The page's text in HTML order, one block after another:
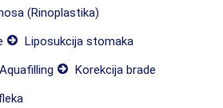
(Rinoplastika)
Liposukcija stomaka
Aquafilling
Korekcija brade